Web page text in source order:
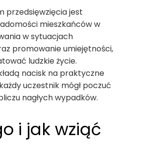
przedsięwzięcia jest
mieszkańców w
w sytuacjach
promowanie umiejętności,
ludzkie życie.
nacisk na praktyczne
uczestnik mógł poczuć
nagłych wypadków.
i jak wziąć